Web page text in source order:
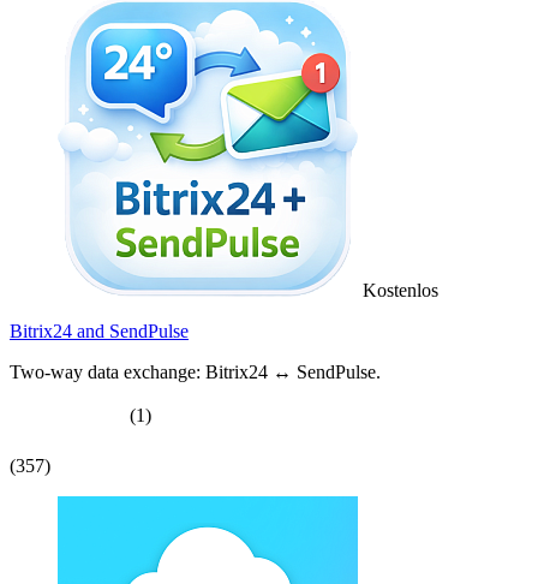
Kostenlos
Bitrix24 and SendPulse
Two-way data exchange: Bitrix24 ↔ SendPulse.
(1)
(357)